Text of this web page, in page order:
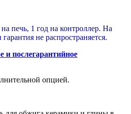
печь, 1 год на контроллер. На
не распространяется.
и послегарантийное
опцией.